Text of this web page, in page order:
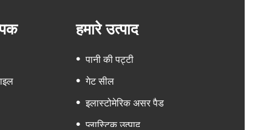
हमारे उत्पाद
पानी की पट्टी
गेट सील
इलास्टोमेरिक असर पैड
प्लास्टिक उत्पाद